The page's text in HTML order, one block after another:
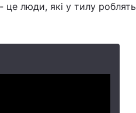
це люди, які у тилу роблять